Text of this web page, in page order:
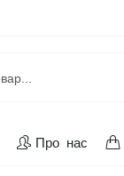
Про нас